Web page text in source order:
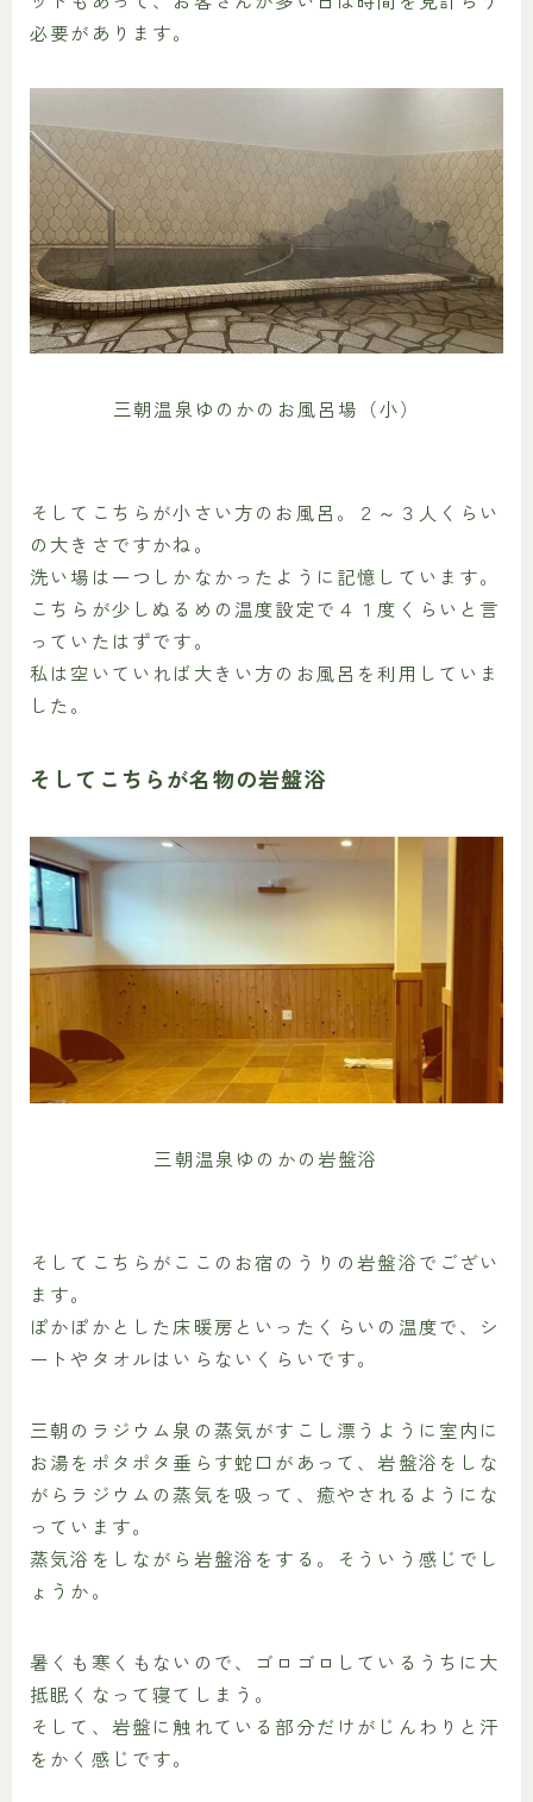
必要があります。
三朝温泉ゆのかのお風呂場（小）
そしてこちらが小さい方のお風呂。２～３人くらい
の大きさですかね。
洗い場は一つしかなかったように記憶しています。
こちらが少しぬるめの温度設定で４１度くらいと言
っていたはずです。
私は空いていれば大きい方のお風呂を利用していま
した。
そしてこちらが名物の岩盤浴
三朝温泉ゆのかの岩盤浴
そしてこちらがここのお宿のうりの岩盤浴でござい
ます。
ぽかぽかとした床暖房といったくらいの温度で、シ
ートやタオルはいらないくらいです。
三朝のラジウム泉の蒸気がすこし漂うように室内に
お湯をポタポタ垂らす蛇口があって、岩盤浴をしな
がらラジウムの蒸気を吸って、癒やされるようにな
っています。
蒸気浴をしながら岩盤浴をする。そういう感じでし
ょうか。
暑くも寒くもないので、ゴロゴロしているうちに大
抵眠くなって寝てしまう。
そして、岩盤に触れている部分だけがじんわりと汗
をかく感じです。